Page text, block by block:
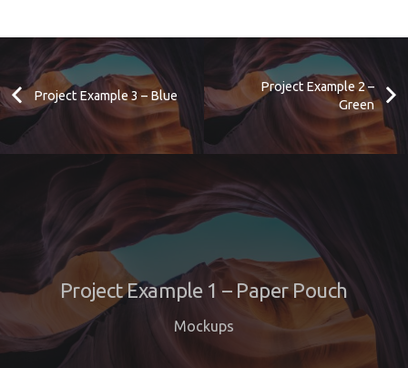
Project Example 3 – Blue
Project Example 2 –
Green
Project Example 1 – Paper Pouch
Mockups